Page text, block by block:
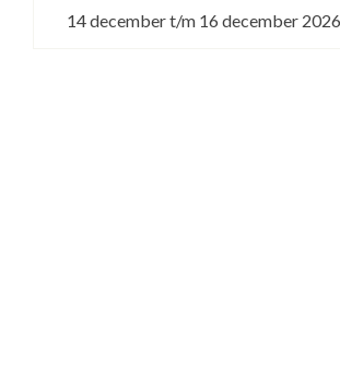
14 december t/m 16 december 2026